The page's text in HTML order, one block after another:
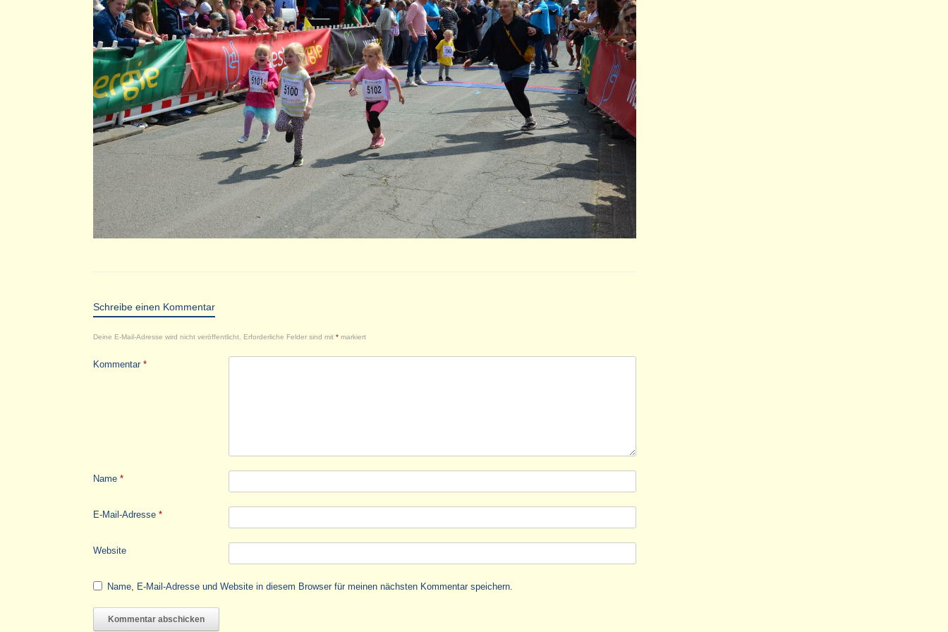
Schreibe einen Kommentar
Deine E-Mail-Adresse wird nicht veröffentlicht. Erforderliche Felder sind mit * markiert
Kommentar *
Name *
E-Mail-Adresse *
Website
Name, E-Mail-Adresse und Website in diesem Browser für meinen nächsten Kommentar speichern.